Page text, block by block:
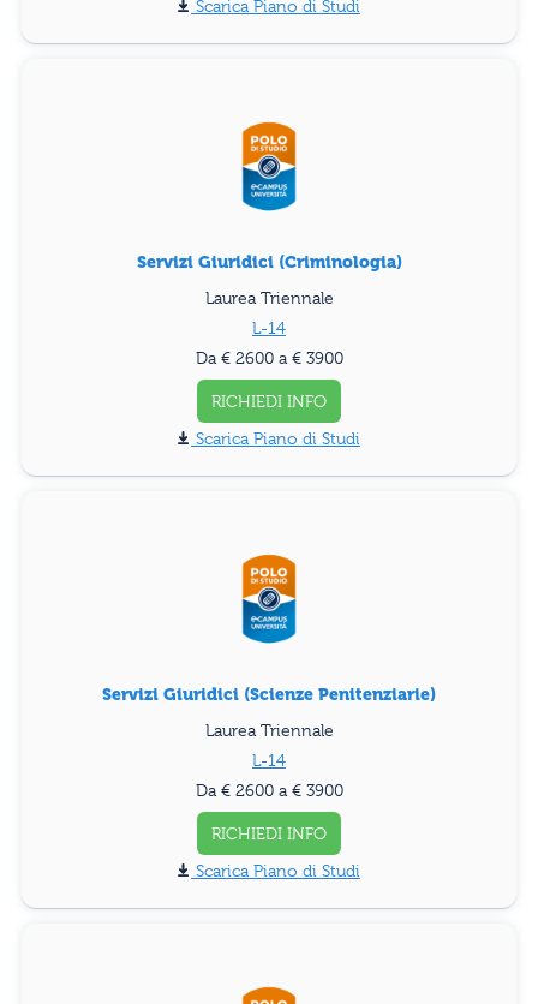
Piano di Studi
Servizi Giuridici (Criminologia)
Laurea Triennale
L-14
Da € 2600 a € 3900
RICHIEDI INFO
Piano di Studi
Servizi Giuridici (Scienze Penitenziarie)
Laurea Triennale
L-14
Da € 2600 a € 3900
RICHIEDI INFO
Piano di Studi